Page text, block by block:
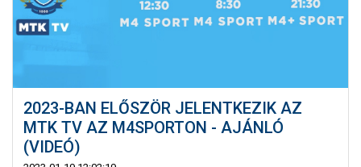
2023-BAN ELŐSZÖR JELENTKEZIK AZ
MTK TV AZ M4SPORTON - AJÁNLÓ
(VIDEÓ)